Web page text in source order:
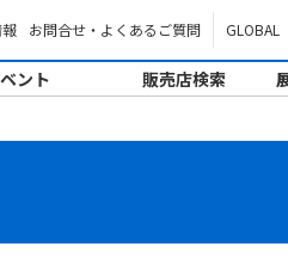
お問合せ・よくあるご質問 GLOBAL
ント 販売店検索